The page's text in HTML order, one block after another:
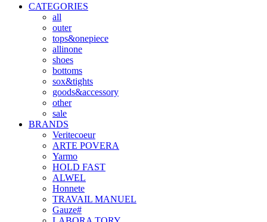
CATEGORIES
all
outer
tops&onepiece
allinone
shoes
bottoms
sox&tights
goods&accessory
other
sale
BRANDS
Veritecoeur
ARTE POVERA
Yarmo
HOLD FAST
ALWEL
Honnete
TRAVAIL MANUEL
Gauze#